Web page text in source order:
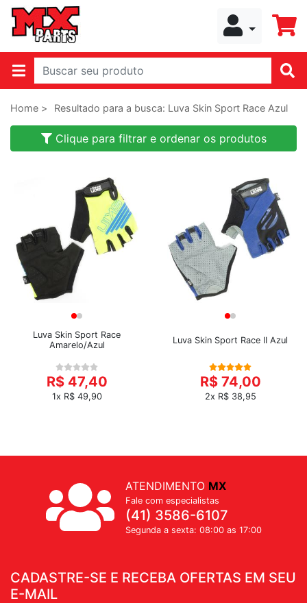
Home > Resultado para a busca: Luva Skin Sport Race Azul
Clique para filtrar e ordenar os produtos
Luva Skin Sport Race
Amarelo/Azul
R$ 47,40
1x R$ 49,90
Luva Skin Sport Race II Azul
R$ 74,00
2x R$ 38,95
CADASTRE-SE E RECEBA OFERTAS EM SEU
E-MAIL
ATENDIMENTO MX
Fale com especialistas
(41) 3586-6107
Segunda a sexta: 08:00 as 17:00